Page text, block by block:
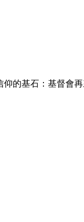
的基石：基督會